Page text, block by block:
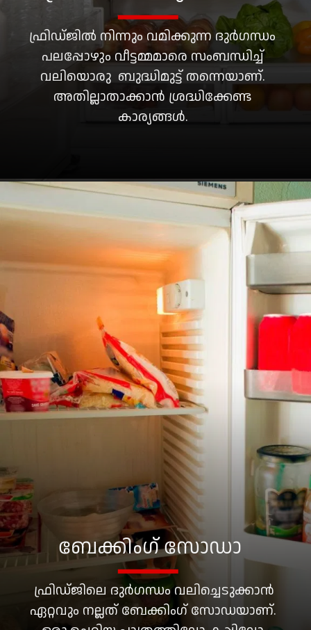
ഫ്രിഡ്ജിൽ നിന്നും വമിക്കുന്ന ദുർഗന്ധം
പലപ്പോഴും വീട്ടമ്മമാരെ സംബന്ധിച്ച്
വലിയൊരു ബുദ്ധിമുട്ട് തന്നെയാണ്.
അതില്ലാതാക്കാൻ ശ്രദ്ധിക്കേണ്ട
കാര്യങ്ങൾ.
ഫ്രിഡ്ജിലെ ദുർഗന്ധം വലിച്ചെടുക്കാൻ
ഏറ്റവും നല്ലത് ബേക്കിംഗ് സോഡയാണ്.
ബേക്കിംഗ് സോഡാ